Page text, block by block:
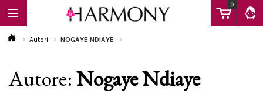
0
EBOOK
Autori NOGAYE NDIAYE
Autore:Nogaye Ndiaye